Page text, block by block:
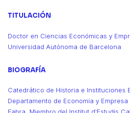
TITULACIÓN
Doctor en Ciencias Económicas y
Universidad Autónoma de Barcelona
BIOGRAFÍA
Catedrático de Historia e Instituciones
Departamento de Economía y